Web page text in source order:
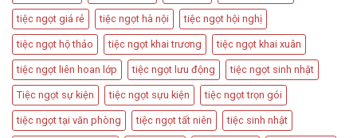
tiệc ngọt giá rẻ tiệc ngọt hà nội tiệc ngọt hội nghị
tiệc ngọt hộ thảo tiệc ngọt khai trương tiệc ngọt khai xuân
tiệc ngọt liên hoan lớp tiệc ngọt lưu động tiệc ngọt sinh nhật
Tiệc ngọt sự kiện tiệc ngọt sựu kiện tiệc ngọt trọn gói
tiệc ngọt tại văn phòng tiệc ngọt tất niên tiệc sinh nhật